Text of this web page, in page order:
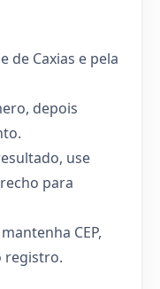
de Caxias e pela
depois
use
para
CEP,
registro.